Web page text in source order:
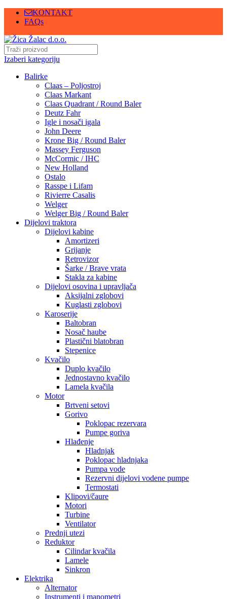
KONTAKT
FAQs
Izaberi kategoriju
Balirke
Claas – Poljostroj
Claas Markant
Claas Quadrant / Round Baler
Deutz Fahr
Igle i nosači igala
John Deere
Krone Big / Round Baler
Massey Ferguson
McCormic / IHC
New Holland
Ostalo
Rasspe i Lifam
Rivierre Casalis
Welger
Welger Big / Round Baler
Dijelovi traktora
Dijelovi kabine
Amortizeri
Grijanje
Retrovizor
Šarke / Brave vrata
Stakla za kabine
Dijelovi osovina i upravljača
Aksijalni zglobovi
Kuglasti zglobovi
Karoserije
Baltobran
Nosač haube
Plastični blatobran
Stepenice
Kvačilo
Duplo kvačilo
Jednostavno kvačilo
Lamela kvačila
Motor
Brtveni setovi
Gorivo
Poklopac rezervara
Pumpe goriva
Hlađenje
Hladnjak
Poklopac hladnjaka
Pumpa vode
Rezervni dijelovi vodene pumpe
Termostati
Klipovi/čaure
Motori
Turbine
Ventilator
Prednji utezi
Reduktor
Cilindar kvačila
Lamele
Sinkron
Elektrika
Alternator
Instrumenti i manometri